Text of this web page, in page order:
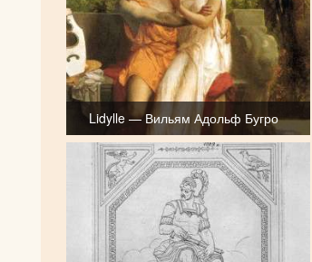
Lidylle — Вильям Адольф Бугро